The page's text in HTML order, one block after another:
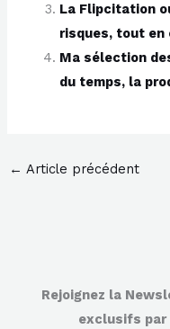
La Flipcitation
risques, tout en
Ma sélection
du temps, la
← Article précédent
Rejoignez la
exclusifs par